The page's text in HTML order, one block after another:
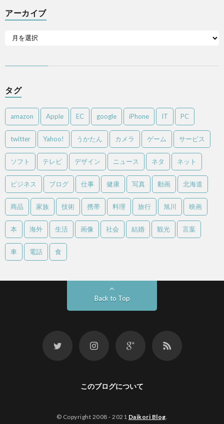
アーカイブ
タグ
amazon Apple EC google iPhone IT PC
twitter Yahoo! うかたん カメラ ゲーム サービス
ソフト テレビ デザイン ニュース ネタ ネット
ビジネス ブログ 仕事 健康 写真 動画 北海道
商品 家族 技術 携帯 料理 旅行 旭川 映画
本 海外 生活 画像 社会 結婚 観光 言葉
車 電話 食
Back to Top
このブログについて
© Copyright 2008 - 2021 Daikori Blog